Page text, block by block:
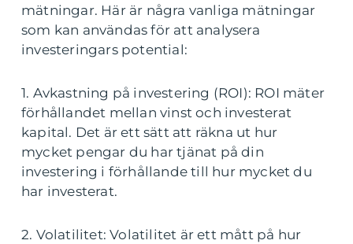
mätningar. Här är några vanliga mätningar
som kan användas för att analysera
investeringars potential:
1. Avkastning på investering (ROI): ROI mäter
förhållandet mellan vinst och investerat
kapital. Det är ett sätt att räkna ut hur
mycket pengar du har tjänat på din
investering i förhållande till hur mycket du
har investerat.
2. Volatilitet: Volatilitet är ett mått på hur